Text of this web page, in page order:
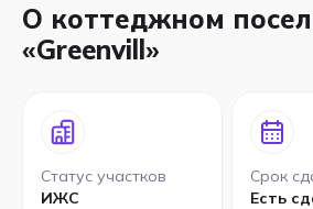
О коттеджном
«Greenvill»
Статус участков
ИЖС
Срок
Есть